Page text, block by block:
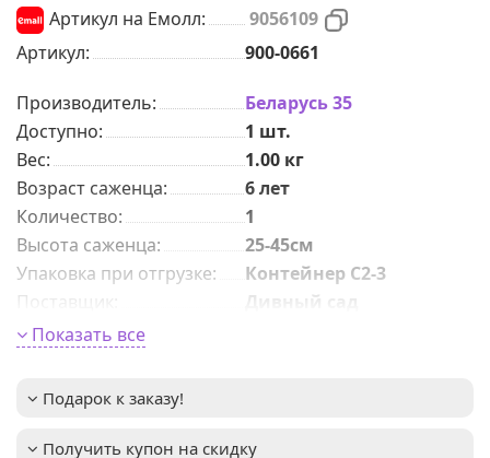
Артикул на Емолл:
9056109
Артикул:
900-0661
Производитель:
Беларусь 35
Доступно:
1 шт.
Вес:
1.00 кг
Возраст саженца:
6 лет
Количeствo:
1
Высота саженца:
25-45см
Упаковка при отгрузке:
Контейнер С2-3
Поставщик
Дивный сад
Форма хвои:
Зимостойкость:
Важное описание
Показать все
Подарок к заказу!
Получить купон на скидку